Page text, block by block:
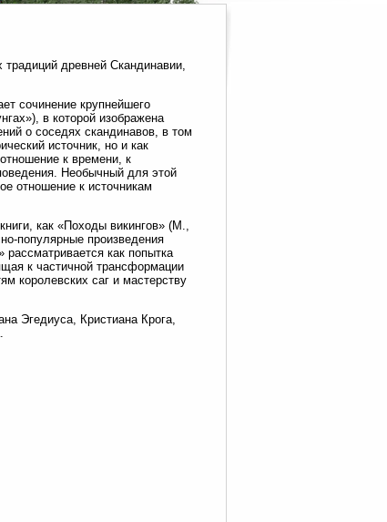
традиций древней Скандинавии,
сочинение крупнейшего
в которой изображена
о соседях скандинавов, в том
источник, но и как
к времени, к
Необычный для этой
отношение к источникам
как «Походы викингов» (М.,
популярные произведения
как попытка
к частичной трансформации
королевских саг и мастерству
Эгедиуса, Кристиана Крога,